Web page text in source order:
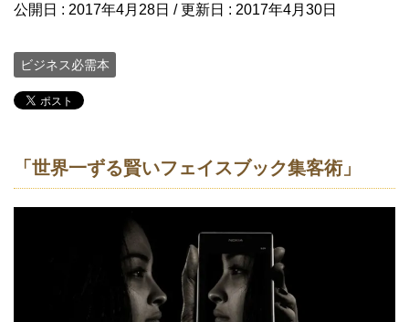
公開日 : 2017年4月28日 / 更新日 : 2017年4月30日
ビジネス必需本
「世界一ずる賢いフェイスブック集客術」